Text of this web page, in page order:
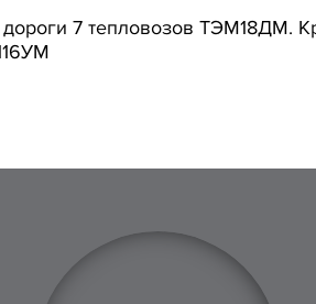
7 тепловозов ТЭМ18ДМ.